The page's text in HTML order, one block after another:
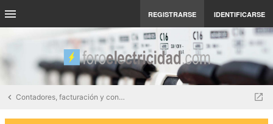
REGISTRARSE IDENTIFICARSE
Contadores, facturación y contratos eléctricos